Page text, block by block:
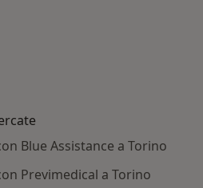
Blue Assistance a Torino
Previmedical a Torino